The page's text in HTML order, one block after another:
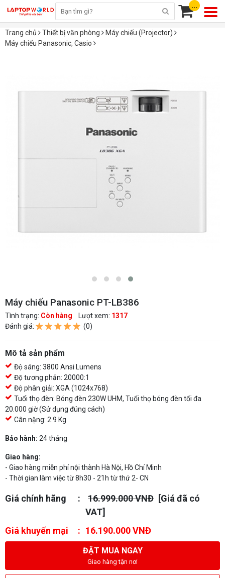
...
Trang chủ Thiết bị văn phòng
Máy chiếu (Projector)
Máy chiếu Panasonic, Casio
Máy chiếu Panasonic PT-LB386
Tình trạng: Còn hàng Lượt xem: 1317
Đánh giá:
(0)
Mô tả sản phẩm
Độ sáng: 3800 Ansi Lumens
Độ tương phản: 20000:1
Độ phân giải: XGA (1024x768)
Tuổi thọ đèn: Bóng đèn 230W UHM, Tuổi thọ bóng đèn tối đa
20.000 giờ (Sử dụng đúng cách)
Cân nặng: 2.9 Kg
Bảo hành: 24 tháng
Giao hàng:
- Giao hàng miễn phí nội thành Hà Nội, Hồ Chí Minh
- Thời gian làm việc từ 8h30 - 21h từ thứ 2- CN
Giá chính hãng 16.999.000 VNĐ [Giá đã có
VAT]
Giá khuyến mại
16.190.000 VNĐ
ĐẶT MUA NGAY
Giao hàng tận nơi